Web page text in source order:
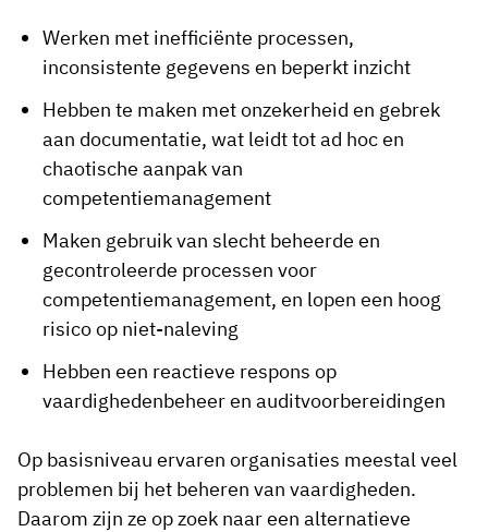
Werken met inefficiënte processen,
inconsistente gegevens en beperkt inzicht
Hebben te maken met onzekerheid en gebrek
aan documentatie, wat leidt tot ad hoc en
chaotische aanpak van
competentiemanagement
Maken gebruik van slecht beheerde en
gecontroleerde processen voor
competentiemanagement, en lopen een hoog
risico op niet-naleving
Hebben een reactieve respons op
vaardighedenbeheer en auditvoorbereidingen
Op basisniveau ervaren organisaties meestal veel
problemen bij het beheren van vaardigheden.
Daarom zijn ze op zoek naar een alternatieve